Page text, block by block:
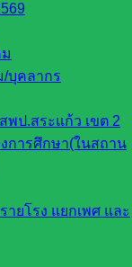
บุคลากร
พป.สระแก้ว เขต 2
การศึกษา(ในสถาน
ยโรง แยกเพศ และ